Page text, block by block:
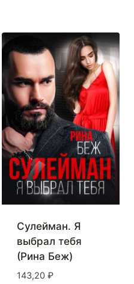
Сулейман. Я
выбрал тебя
(Рина Беж)
143,20 ₽